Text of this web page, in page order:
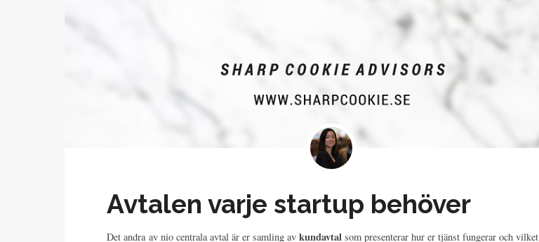
Avtalen varje startup behöver
Det andra av nio centrala avtal är er samling av kundavtal som presenterar hur er tjänst fungerar och vilket